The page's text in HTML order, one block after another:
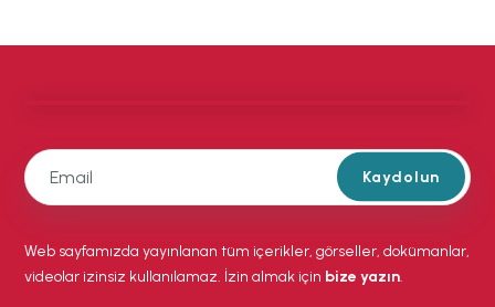
Kaydolun
Web sayfamızda yayınlanan tüm içerikler, görseller, dokümanlar,
videolar izinsiz kullanılamaz. İzin almak için bize yazın.